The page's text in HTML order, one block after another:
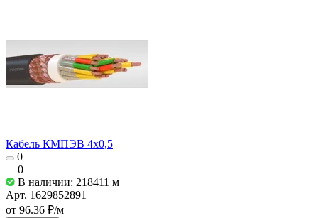
Кабель КМПЭВ 4х0,5
0
0
В наличии: 218411 м
Арт. 1629852891
от 96.36 ₽/м